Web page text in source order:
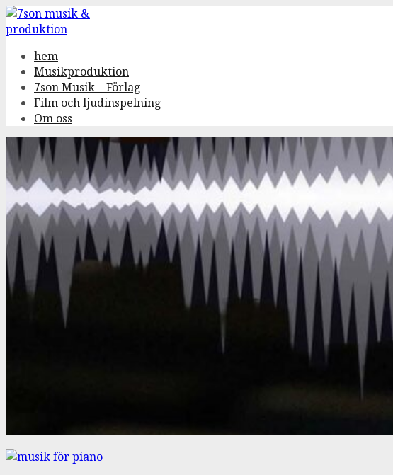
Gå
till
hem
Musikproduktion
7son Musik – Förlag
Film och ljudinspelning
Om oss